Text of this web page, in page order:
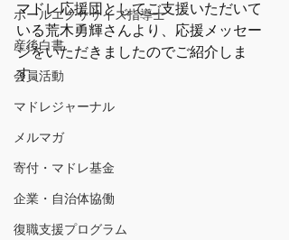
ボールエクササイズ指導士
産後白書
会員活動
マドレジャーナル
メルマガ
寄付・マドレ基金
企業・自治体協働
復職支援プログラム
マドレ応援団としてご支援いただいて
いる荒木勇輝さんより、応援メッセー
ジをいただきましたのでご紹介しま
す。